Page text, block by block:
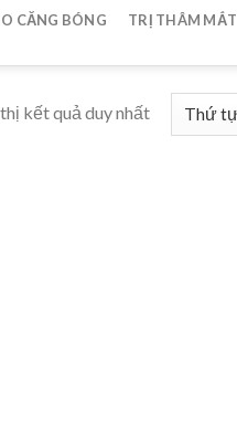
CĂNG BÓNG
TRỊ THÂM MẮT
kết quả duy nhất